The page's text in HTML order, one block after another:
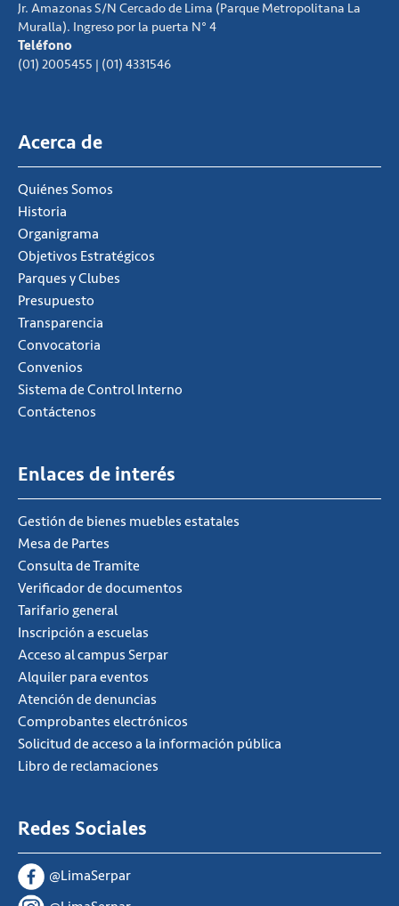
Jr. Amazonas S/N Cercado de Lima (Parque Metropolitana La
Muralla). Ingreso por la puerta N° 4
Teléfono
(01) 2005455 | (01) 4331546
Acerca de
Quiénes Somos
Historia
Organigrama
Objetivos Estratégicos
Parques y Clubes
Presupuesto
Transparencia
Convocatoria
Convenios
Sistema de Control Interno
Contáctenos
Enlaces de interés
Gestión de bienes muebles estatales
Mesa de Partes
Consulta de Tramite
Verificador de documentos
Tarifario general
Inscripción a escuelas
Acceso al campus Serpar
Alquiler para eventos
Atención de denuncias
Comprobantes electrónicos
Solicitud de acceso a la información pública
Libro de reclamaciones
Redes Sociales
@LimaSerpar